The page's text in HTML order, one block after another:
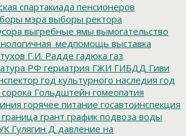
спартакиада пенсионеров
мэра выборы ректора
выгребные ямы вымогательство
выставка
Г.И. Радде гадюка газ
РФ гериатрия ГЖИ ГИБДД Гиви
год культурного наследия год
Гольдштейн гомеопатия
горячее питание госавтоинспекция
граница грант график подвоза воды
Гулягин Д давление на